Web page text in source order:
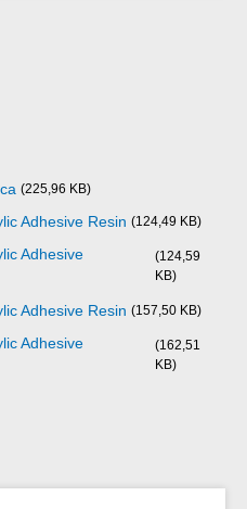
(225,96 KB)
Adhesive Resin (124,49 KB)
Adhesive
(124,59
KB)
Adhesive Resin (157,50 KB)
Adhesive
(162,51
KB)